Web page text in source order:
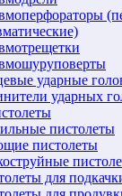
ударные
ударных
пистолеты
пистолеты
для